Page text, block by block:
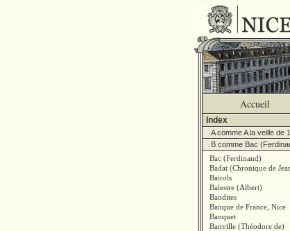
Accueil
Index
A comme A la veille de
B comme Bac
Bac (Ferdinand)
Badat (Chronique de
Bairols
Balestre (Albert)
Bandites
Banque de France, Nice
Banquet
Banville (Théodore de)